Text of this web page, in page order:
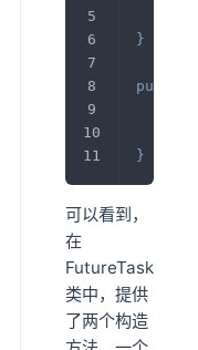
}
public
}
可以看到，
在
FutureTask
类中，提供
了两个构造